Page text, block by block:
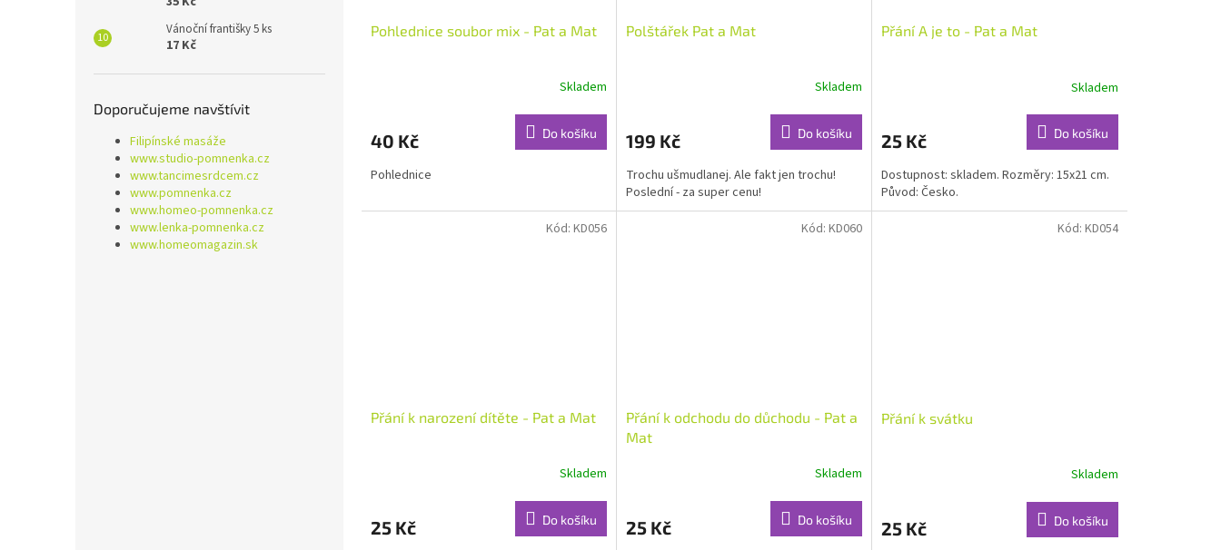
Vánoční františky 5 ks
17 Kč
Doporučujeme navštívit
Filipínské masáže
www.studio-pomnenka.cz
www.tancimesrdcem.cz
www.pomnenka.cz
www.homeo-pomnenka.cz
www.lenka-pomnenka.cz
www.homeomagazin.sk
Pohlednice soubor mix - Pat a Mat
Skladem
40 Kč Do košíku
Pohlednice
Polštářek Pat a Mat
Skladem
199 Kč Do košíku
Trochu ušmudlanej. Ale fakt jen trochu!
Poslední - za super cenu!
Přání A je to - Pat a Mat
Skladem
25 Kč Do košíku
Dostupnost: skladem. Rozměry: 15x21 cm.
Původ: Česko.
Přání k narození dítěte - Pat a Mat
Skladem
25 Kč Do košíku
Kód: KD056
Přání k odchodu do důchodu - Pat a
Mat
Skladem
25 Kč Do košíku
Kód: KD060
Přání k svátku
Skladem
25 Kč Do košíku
Kód: KD054